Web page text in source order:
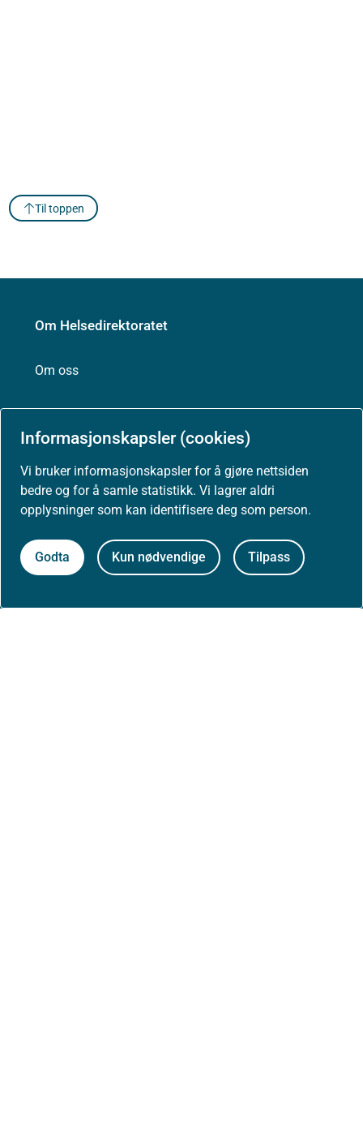
Informasjonskapsler (cookies)
Vi bruker informasjonskapsler for å gjøre nettsiden
bedre og for å samle statistikk. Vi lagrer aldri
opplysninger som kan identifisere deg som person.
Godta Kun nødvendige Tilpass
Til toppen
Om Helsedirektoratet
Om oss
Kontakt oss
Postadresse:
Postboks 220, Skøyen
0213 Oslo